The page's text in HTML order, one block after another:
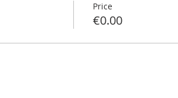
Price
€0.00